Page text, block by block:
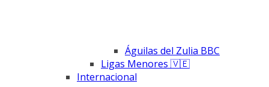
Águilas del Zulia BBC
Ligas Menores 🇻🇪
Internacional